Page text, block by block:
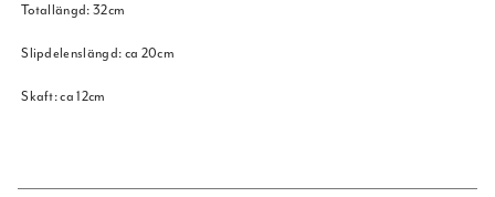
Totallängd: 32cm
Slipdelenslängd: ca 20cm
Skaft: ca 12cm